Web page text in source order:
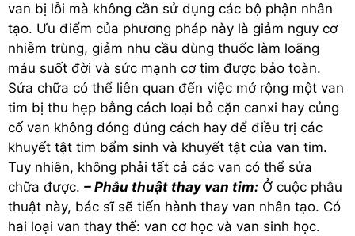
van bị lỗi mà không cần sử dụng các bộ phận nhân
tạo. Ưu điểm của phương pháp này là giảm nguy cơ
nhiễm trùng, giảm nhu cầu dùng thuốc làm loãng
máu suốt đời và sức mạnh cơ tim được bảo toàn.
Sửa chữa có thể liên quan đến việc mở rộng một van
tim bị thu hẹp bằng cách loại bỏ cặn canxi hay củng
cố van không đóng đúng cách hay để điều trị các
khuyết tật tim bẩm sinh và khuyết tật của van tim.
Tuy nhiên, không phải tất cả các van có thể sửa
chữa được. – Phẫu thuật thay van tim: Ở cuộc phẫu
thuật này, bác sĩ sẽ tiến hành thay van nhân tạo. Có
hai loại van thay thế: van cơ học và van sinh học.